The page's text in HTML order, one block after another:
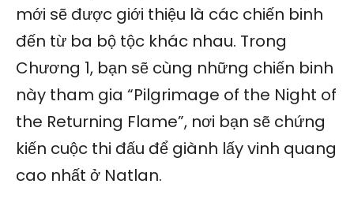
mới sẽ được giới thiệu là các chiến binh
đến từ ba bộ tộc khác nhau. Trong
Chương 1, bạn sẽ cùng những chiến binh
này tham gia “Pilgrimage of the Night of
the Returning Flame”, nơi bạn sẽ chứng
kiến cuộc thi đấu để giành lấy vinh quang
cao nhất ở Natlan.